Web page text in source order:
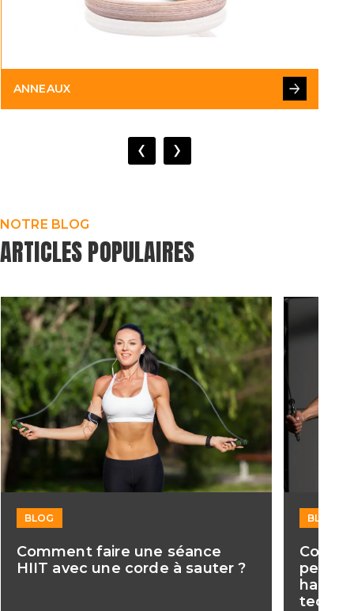
ANNEAUX
‹ ›
NOTRE BLOG
ARTICLES POPULAIRES
BLOG
Comment faire une séance
HIIT avec une corde à sauter ?
BLOG
haute